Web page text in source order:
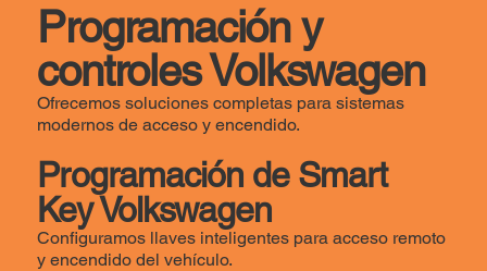
Programación y
controles Volkswagen
Ofrecemos soluciones completas para sistemas
modernos de acceso y encendido.
Programación de Smart
Key Volkswagen
Configuramos llaves inteligentes para acceso remoto
y encendido del vehículo.